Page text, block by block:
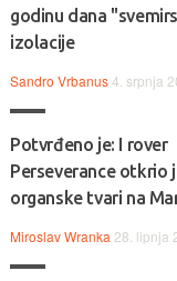
godinu dana
izolacije
Sandro Vrbanus4. srpnja
Potvrđeno je: I rover
Perseverance otkrio
organske tvari na
Miroslav Wranka 28. lipnja